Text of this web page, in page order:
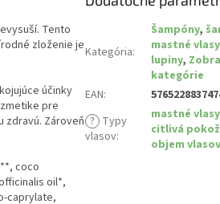
Tento
zloženie je
účinky
pre
zdravú. Zároveň
coco
oil*,
caprylate,
Kategória:
Šampóny,
mastné vlasy
lupiny,
kategórie
EAN:
? Typy
vlasov:
mastné vlasy
citlivá
objem vlasov